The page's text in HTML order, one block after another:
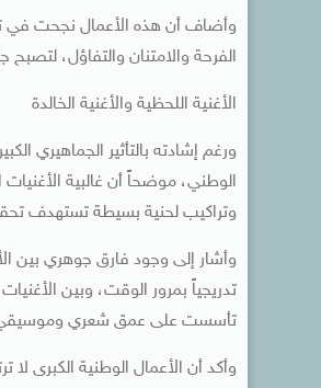
وأضاف أن هذه الأعمال نجحت في
الفرحة والامتنان والتفاؤل،
الأغنية اللحظية والأغنية الخالدة
الوطني، موضحاً أن غالبية
وتراكيب لحنية بسيطة تستهدف
وأشار إلى وجود فارق جوهري بين
تدريجياً بمرور الوقت، وبين
تأسست على عمق شعري وموسيقي
وأكد أن الأعمال الوطنية الكبرى